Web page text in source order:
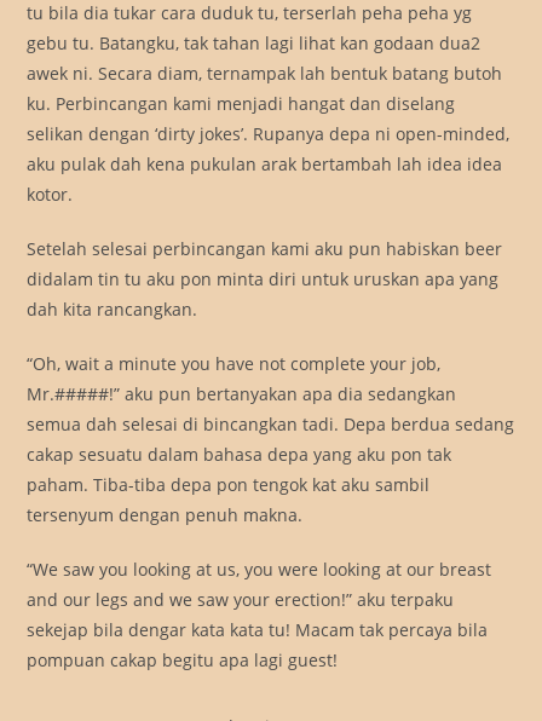
tu bila dia tukar cara duduk tu, terserlah peha peha yg
gebu tu. Batangku, tak tahan lagi lihat kan godaan dua2
awek ni. Secara diam, ternampak lah bentuk batang butoh
ku. Perbincangan kami menjadi hangat dan diselang
selikan dengan ‘dirty jokes’. Rupanya depa ni open-minded,
aku pulak dah kena pukulan arak bertambah lah idea idea
kotor.
Setelah selesai perbincangan kami aku pun habiskan beer
didalam tin tu aku pon minta diri untuk uruskan apa yang
dah kita rancangkan.
“Oh, wait a minute you have not complete your job,
Mr.#####!” aku pun bertanyakan apa dia sedangkan
semua dah selesai di bincangkan tadi. Depa berdua sedang
cakap sesuatu dalam bahasa depa yang aku pon tak
paham. Tiba-tiba depa pon tengok kat aku sambil
tersenyum dengan penuh makna.
“We saw you looking at us, you were looking at our breast
and our legs and we saw your erection!” aku terpaku
sekejap bila dengar kata kata tu! Macam tak percaya bila
pompuan cakap begitu apa lagi guest!